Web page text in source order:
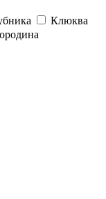
Клюква